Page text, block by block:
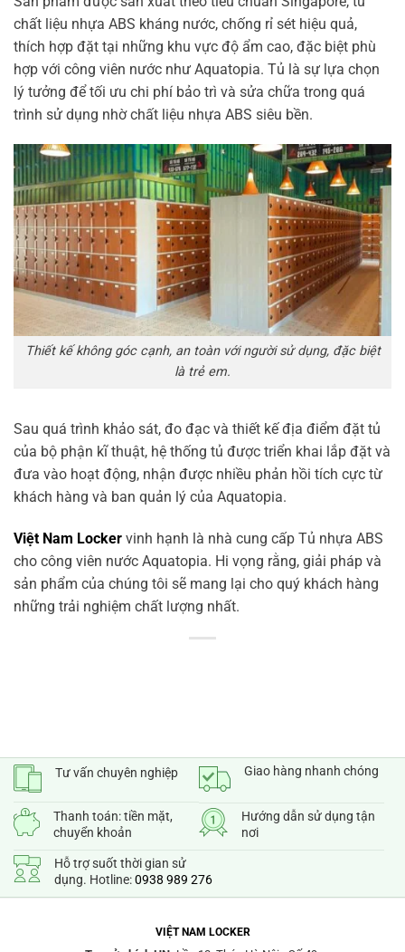
chất liệu nhựa ABS kháng nước, chống rỉ sét hiệu quả,
thích hợp đặt tại những khu vực độ ẩm cao, đặc biệt phù
hợp với công viên nước như Aquatopia. Tủ là sự lựa chọn
lý tưởng để tối ưu chi phí bảo trì và sửa chữa trong quá
trình sử dụng nhờ chất liệu nhựa ABS siêu bền.
Thiết kế không góc cạnh, an toàn với người sử dụng, đặc biệt
là trẻ em.
Sau quá trình khảo sát, đo đạc và thiết kế địa điểm đặt tủ
của bộ phận kĩ thuật, hệ thống tủ được triển khai lắp đặt và
đưa vào hoạt động, nhận được nhiều phản hồi tích cực từ
khách hàng và ban quản lý của Aquatopia.
Việt Nam Locker vinh hạnh là nhà cung cấp Tủ nhựa ABS
cho công viên nước Aquatopia. Hi vọng rằng, giải pháp và
sản phẩm của chúng tôi sẽ mang lại cho quý khách hàng
những trải nghiệm chất lượng nhất.
Tư vấn chuyên nghiệp Giao hàng nhanh chóng
Thanh toán: tiền mặt,
chuyển khoản
Hướng dẫn sử dụng tận
nơi
Hỗ trợ suốt thời gian sử
dụng. Hotline:0938 989 276
VIỆT NAM LOCKER